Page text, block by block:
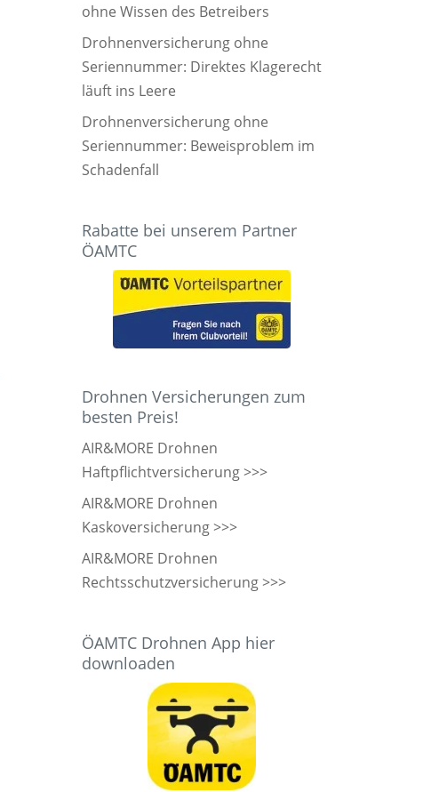
ohne Wissen des Betreibers
Drohnenversicherung ohne
Seriennummer: Direktes Klagerecht
läuft ins Leere
Drohnenversicherung ohne
Seriennummer: Beweisproblem im
Schadenfall
Rabatte bei unserem Partner
ÖAMTC
Drohnen Versicherungen zum
besten Preis!
AIR&MORE Drohnen
Haftpflichtversicherung >>>
AIR&MORE Drohnen
Kaskoversicherung >>>
AIR&MORE Drohnen
Rechtsschutzversicherung >>>
ÖAMTC Drohnen App hier
downloaden